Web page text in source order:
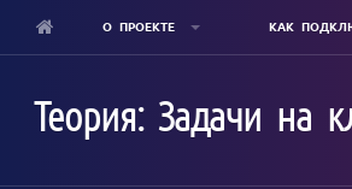
content
О ПРОЕКТЕ КАК
Теория: Задачи на